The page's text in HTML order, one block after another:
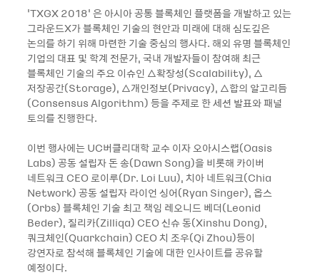
‘TXGX 2018’ 은 아시아 공통 블록체인 플랫폼을 개발하고 있는
그라운드X가 블록체인 기술의 현안과 미래에 대해 심도깊은
논의를 하기 위해 마련한 기술 중심의 행사다. 해외 유명 블록체인
기업의 대표 및 학계 전문가, 국내 개발자들이 참여해 최근
블록체인 기술의 주요 이슈인 △확장성(Scalability), △
저장공간(Storage), △개인정보(Privacy), △합의 알고리듬
(Consensus Algorithm) 등을 주제로 한 세션 발표와 패널
토의를 진행한다.
이번 행사에는 UC버클리대학 교수 이자 오아시스랩(Oasis
Labs) 공동 설립자 돈 송(Dawn Song)을 비롯해 카이버
네트워크 CEO 로이루(Dr. Loi Luu), 치아 네트워크(Chia
Network) 공동 설립자 라이언 싱어(Ryan Singer), 옵스
(Orbs) 블록체인 기술 최고 책임 레오니드 베더(Leonid
Beder), 질리카(Zilliqa) CEO 신슈 동(Xinshu Dong),
쿼크체인(Quarkchain) CEO 치 조우(Qi Zhou)등이
강연자로 참석해 블록체인 기술에 대한 인사이트를 공유할
예정이다.